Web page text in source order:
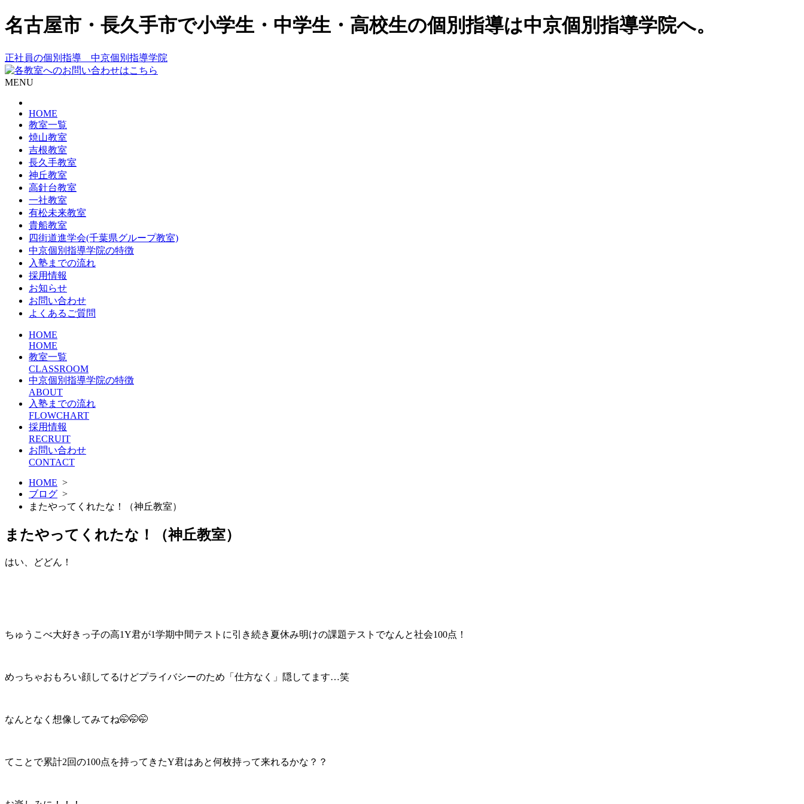
名古屋市・長久手市で小学生・中学生・高校生の個別指導は中京個別指導学院へ。
正社員の個別指導 中京個別指導学院
MENU
HOME
教室一覧
焼山教室
吉根教室
長久手教室
神丘教室
高針台教室
一社教室
有松未来教室
貴船教室
四街道進学会(千葉県グループ教室)
中京個別指導学院の特徴
入塾までの流れ
採用情報
お知らせ
お問い合わせ
よくあるご質問
HOME
HOME
教室一覧
CLASSROOM
中京個別指導学院の特徴
ABOUT
入塾までの流れ
FLOWCHART
採用情報
RECRUIT
お問い合わせ
CONTACT
HOME >
ブログ >
またやってくれたな！（神丘教室）
またやってくれたな！（神丘教室）
はい、どどん！
ちゅうこべ大好きっ子の高1Y君が1学期中間テストに引き続き夏休み明けの課題テストでなんと社会100点！
めっちゃおもろい顔してるけどプライバシーのため「仕方なく」隠してます…笑
なんとなく想像してみてね🤭🤭🤭
てことで累計2回の100点を持ってきたY君はあと何枚持って来れるかな？？